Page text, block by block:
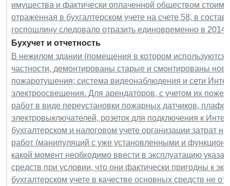
имущества и фактически оплаченной обществом
отраженная в бухгалтерском учете на счете 58, в
госпошлину следовало отразить единовременно в 2014
Бухучет и отчетность
В нежилом здании (помещения в котором используются
частности, демонтированы старые и смонтированы
пожаротушения; система видеонаблюдения и сети
электроосвещения. Для арендаторов, с учетом их
работ в виде переустановки пожарных датчиков,
электровыключателей, розеток для подключения к
бухгалтерском и налоговом учете организации затрат
работ (манипуляций с уже установленными и
какой момент необходимо ввести в эксплуатацию
средств при условии, что они фактически пригодны к
бухгалтерском учете в качестве основных средств не